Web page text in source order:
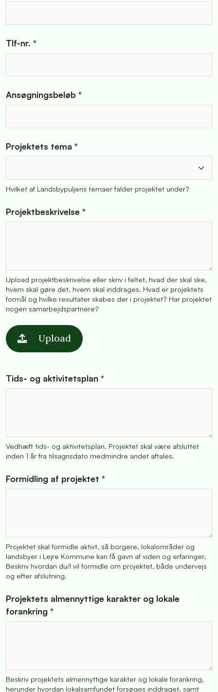
Tlf-nr. *
Ansøgningsbeløb *
Projektets tema *
Hvilket af Landsbypuljens temaer falder projektet under?
Projektbeskrivelse *
Upload projektbeskrivelse eller skriv i feltet, hvad der skal ske,
hvem skal gøre det, hvem skal inddrages. Hvad er projektets
formål og hvilke resultater skabes der i projektet? Har projektet
nogen samarbejdspartnere?
Upload
Tids- og aktivitetsplan *
Vedhæft tids- og aktivitetsplan. Projektet skal være afsluttet
inden 1 år fra tilsagnsdato medmindre andet aftales.
Formidling af projektet *
Projektet skal formidle aktivt, så borgere, lokalområder og
landsbyer i Lejre Kommune kan få gavn af viden og erfaringer.
Beskriv hvordan du/I vil formidle om projektet, både undervejs
og efter afslutning.
Projektets almennyttige karakter og lokale
forankring *
Beskriv projektets almennyttige karakter og lokale forankring,
herunder hvordan lokalsamfundet forsøges inddraget, samt